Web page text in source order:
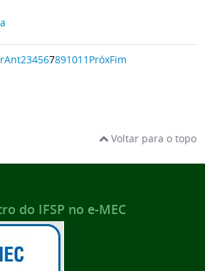
Ant234567891011 PróxFim
Voltar para o topo
do IFSP no e-MEC